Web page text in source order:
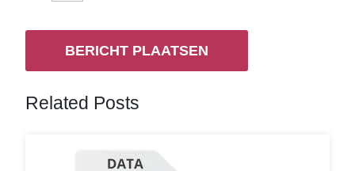
Related Posts